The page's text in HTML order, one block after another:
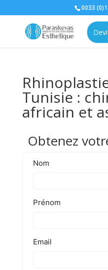
0033
Tunisie :
africain et
Obtenez